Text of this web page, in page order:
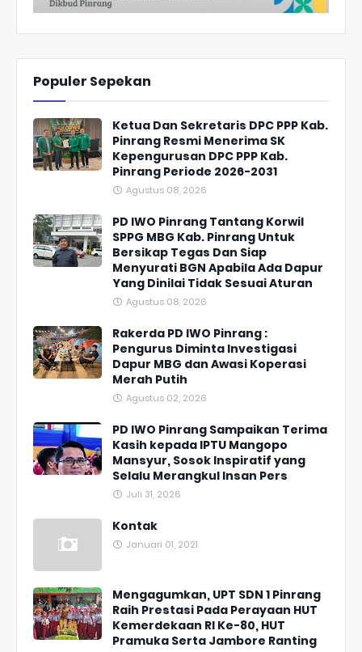
Populer Sepekan
Ketua Dan Sekretaris DPC PPP Kab.
Pinrang Resmi Menerima SK
Kepengurusan DPC PPP Kab.
Pinrang Periode 2026-2031
Agustus 08, 2026
PD IWO Pinrang Tantang Korwil
SPPG MBG Kab. Pinrang Untuk
Bersikap Tegas Dan Siap
Menyurati BGN Apabila Ada Dapur
Yang Dinilai Tidak Sesuai Aturan
Agustus 08, 2026
Rakerda PD IWO Pinrang :
Pengurus Diminta Investigasi
Dapur MBG dan Awasi Koperasi
Merah Putih
Agustus 02, 2026
PD IWO Pinrang Sampaikan Terima
Kasih kepada IPTU Mangopo
Mansyur, Sosok Inspiratif yang
Selalu Merangkul Insan Pers
Juli 31, 2026
Kontak
Januari 01, 2021
Mengagumkan, UPT SDN 1 Pinrang
Raih Prestasi Pada Perayaan HUT
Kemerdekaan RI Ke-80, HUT
Pramuka Serta Jambore Ranting